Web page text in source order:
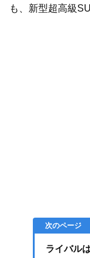
も、新型超高級
ライバル